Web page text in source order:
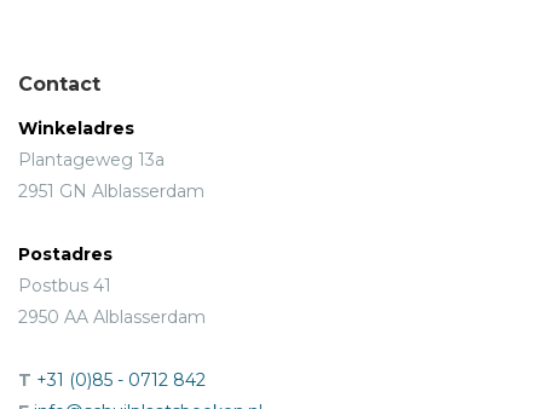
Contact
Winkeladres
Plantageweg 13a
2951 GN Alblasserdam
Postadres
Postbus 41
2950 AA Alblasserdam
T +31 (0)85 - 0712 842